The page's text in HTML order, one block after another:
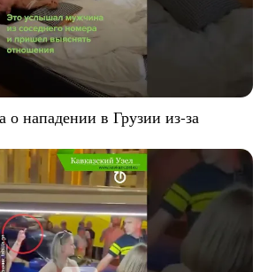
о нападении в Грузии из-за